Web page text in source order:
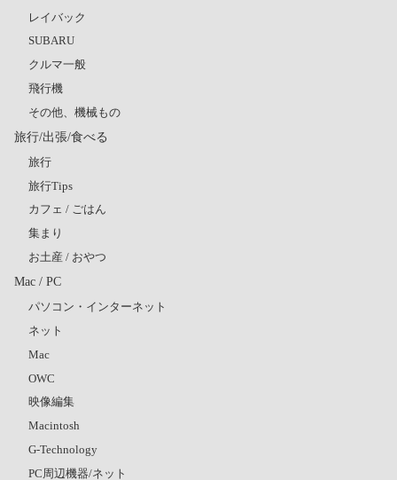
レイバック
SUBARU
クルマ一般
飛行機
その他、機械もの
旅行/出張/食べる
旅行
旅行Tips
カフェ / ごはん
集まり
お土産 / おやつ
Mac / PC
パソコン・インターネット
ネット
Mac
OWC
映像編集
Macintosh
G-Technology
PC周辺機器/ネット